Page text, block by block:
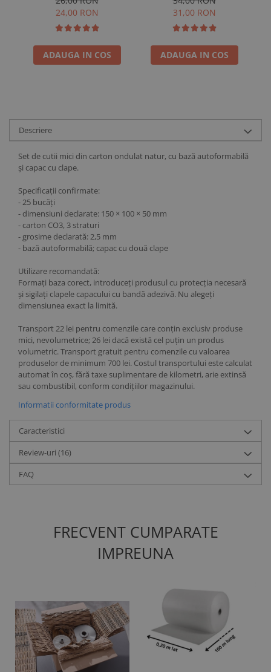
24,00 RON
ADAUGA IN COS
31,00 RON
ADAUGA IN COS
Descriere
Set de cutii mici din carton ondulat natur, cu bază autoformabilă
și capac cu clape.
Specificații confirmate:
- 25 bucăți
- dimensiuni declarate: 150 × 100 × 50 mm
- carton CO3, 3 straturi
- grosime declarată: 2,5 mm
- bază autoformabilă; capac cu două clape
Utilizare recomandată:
Formați baza corect, introduceți produsul cu protecția necesară
și sigilați clapele capacului cu bandă adezivă. Nu alegeți
dimensiunea exact la limită.
Transport 22 lei pentru comenzile care conțin exclusiv produse
mici, nevolumetrice; 26 lei dacă există cel puțin un produs
volumetric. Transport gratuit pentru comenzile cu valoarea
produselor de minimum 700 lei. Costul transportului este calculat
automat în coș, fără taxe suplimentare de kilometri, arie extinsă
sau combustibil, conform condițiilor magazinului.
Informatii conformitate produs
Caracteristici
Review-uri (16)
FAQ
FRECVENT CUMPARATE
IMPREUNA